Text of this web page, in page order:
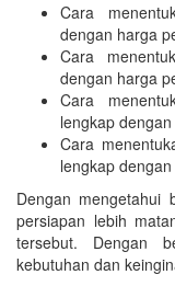
Cara
dengan harga
Cara
dengan harga
Cara
lengkap
Cara
lengkap
Dengan mengetahui
persiapan lebih
tersebut. Dengan
kebutuhan dan